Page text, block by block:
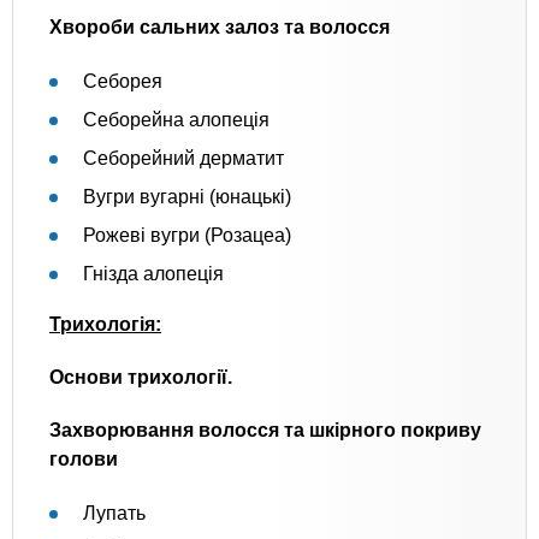
Хвороби сальних залоз та волосся
Себорея
Себорейна алопеція
Себорейний дерматит
Вугри вугарні (юнацькі)
Рожеві вугри (Розацеа)
Гнізда алопеція
Трихологія:
Основи трихології.
Захворювання волосся та шкірного покриву
голови
Лупать